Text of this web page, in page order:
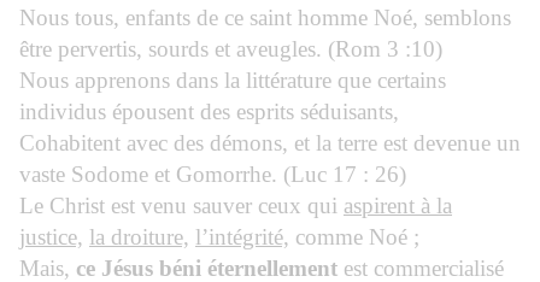
Nous tous, enfants de ce saint homme Noé, semblons
être pervertis, sourds et aveugles. (Rom 3 :10)
Nous apprenons dans la littérature que certains
individus épousent des esprits séduisants,
Cohabitent avec des démons, et la terre est devenue un
vaste Sodome et Gomorrhe. (Luc 17 : 26)
Le Christ est venu sauver ceux qui aspirent à la
justice, la droiture, l’intégrité, comme Noé ;
Mais, ce Jésus béni éternellement est commercialisé